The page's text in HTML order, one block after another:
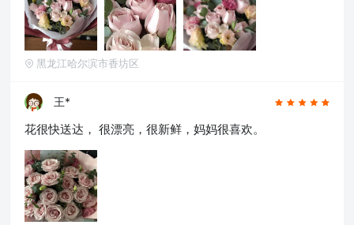
黑龙江哈尔滨市香坊区
王*
花很快送达， 很漂亮，很新鲜，妈妈很喜欢。